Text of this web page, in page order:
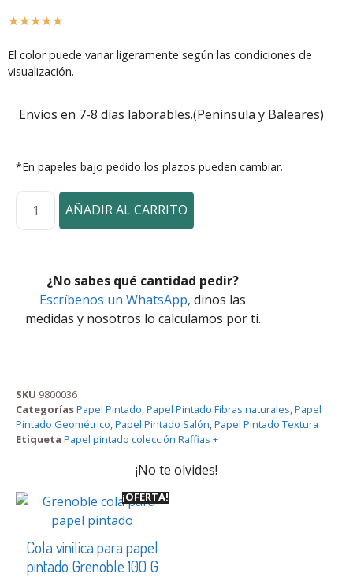
☆☆☆☆☆
El color puede variar ligeramente según las condiciones de
visualización.
Envíos en 7-8 días laborables.(Peninsula y Baleares)
*En papeles bajo pedido los plazos pueden cambiar.
AÑADIR AL CARRITO
¿No sabes qué cantidad pedir?
Escríbenos un WhatsApp, dinos las
medidas y nosotros lo calculamos por ti.
SKU 9800036
CategoríasPapel Pintado,Papel Pintado Fibras naturales,Papel
Pintado Geométrico,Papel Pintado Salón,Papel Pintado Textura
Etiqueta Papel pintado colección Raffias +
¡No te olvides!
¡OFERTA!
Cola vinílica para papel
pintado Grenoble 100 G